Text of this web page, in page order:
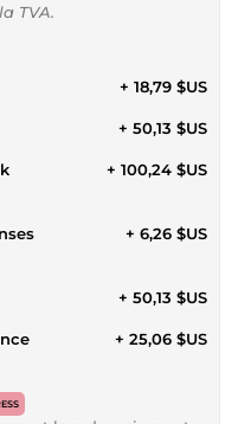
TVA.
+ 18,79 $US
+ 50,13 $US
+ 100,24 $US
+ 6,26 $US
+ 50,13 $US
+ 25,06 $US